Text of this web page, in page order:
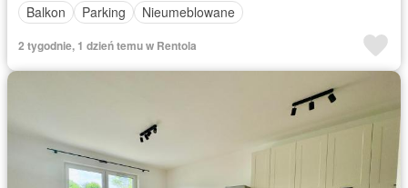
Balkon
Parking Nieumeblowane
2 tygodnie, 1 dzień temu w Rentola